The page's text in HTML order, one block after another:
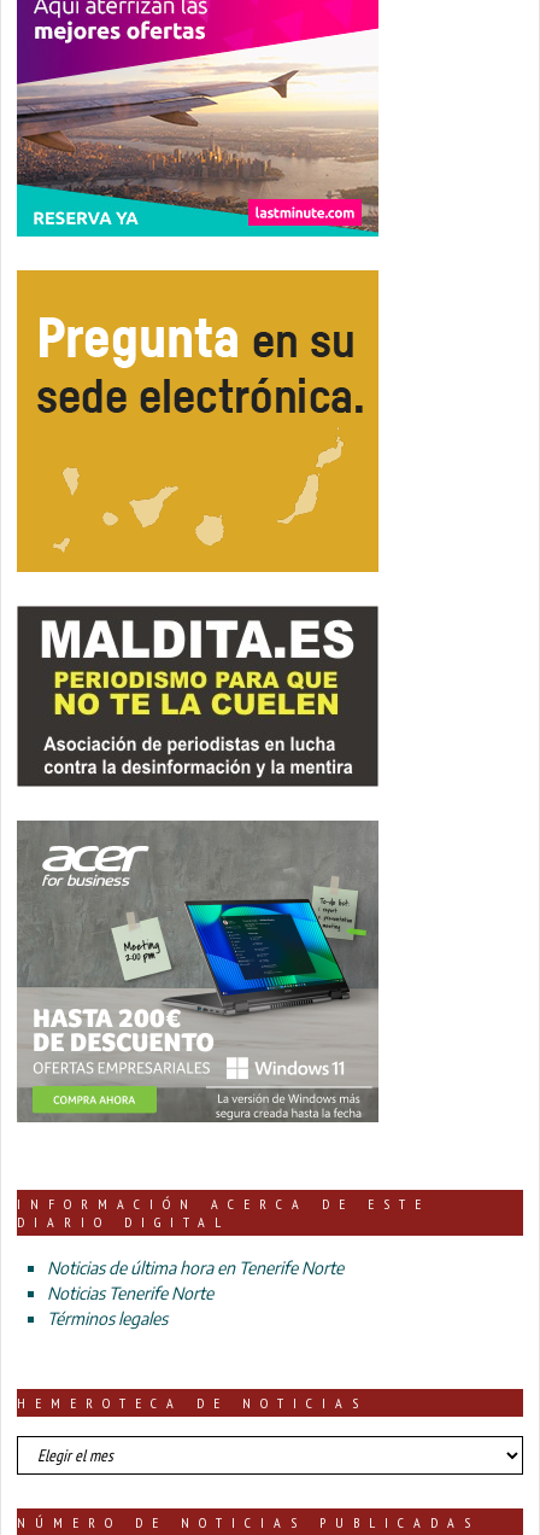
INFORMACIÓN ACERCA DE ESTE
DIARIO DIGITAL
Noticias de última hora en Tenerife Norte
Noticias Tenerife Norte
Términos legales
HEMEROTECA DE NOTICIAS
HEMEROTECA
DE
NÚMERO DE NOTICIAS PUBLICADAS